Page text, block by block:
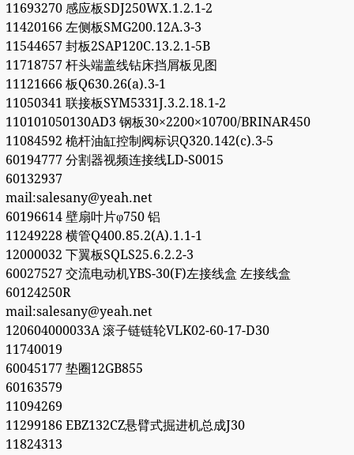
11693270 感应板SDJ250WX.1.2.1-2
11420166 左侧板SMG200.12A.3-3
11544657 封板2SAP120C.13.2.1-5B
11718757 杆头端盖线钻床挡屑板见图
11121666 板Q630.26(a).3-1
11050341 联接板SYM5331J.3.2.18.1-2
110101050130AD3 钢板30×2200×10700/BRINAR450
11084592 桅杆油缸控制阀标识Q320.142(c).3-5
60194777 分割器视频连接线LD-S0015
60132937
mail:salesany@yeah.net
60196614 壁扇叶片φ750 铝
11249228 横管Q400.85.2(A).1.1-1
12000032 下翼板SQLS25.6.2.2-3
60027527 交流电动机YBS-30(F)左接线盒 左接线盒
60124250R
mail:salesany@yeah.net
120604000033A 滚子链链轮VLK02-60-17-D30
11740019
60045177 垫圈12GB855
60163579
11094269
11299186 EBZ132CZ悬臂式掘进机总成J30
11824313